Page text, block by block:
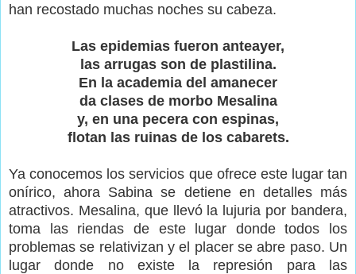
han recostado muchas noches su cabeza.
Las epidemias fueron anteayer,
las arrugas son de plastilina.
En la academia del amanecer
da clases de morbo Mesalina
y, en una pecera con espinas,
flotan las ruinas de los cabarets.
Ya conocemos los servicios que ofrece este lugar tan
onírico, ahora Sabina se detiene en detalles más
atractivos. Mesalina, que llevó la lujuria por bandera,
toma las riendas de este lugar donde todos los
problemas se relativizan y el placer se abre paso. Un
lugar donde no existe la represión para las